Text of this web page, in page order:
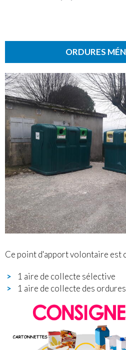
ORDURES
Ce point d'apport volontaire est
1 aire de collecte sélective
1 aire de collecte des